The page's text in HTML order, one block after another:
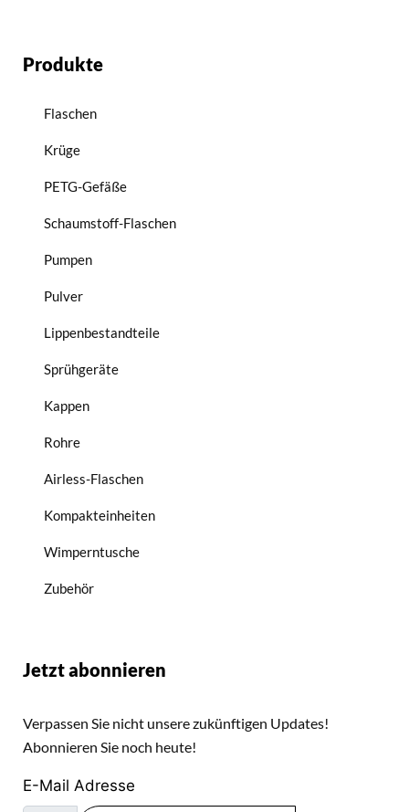
Produkte
Flaschen
Krüge
PETG-Gefäße
Schaumstoff-Flaschen
Pumpen
Pulver
Lippenbestandteile
Sprühgeräte
Kappen
Rohre
Airless-Flaschen
Kompakteinheiten
Wimperntusche
Zubehör
Jetzt abonnieren
Verpassen Sie nicht unsere zukünftigen Updates!
Abonnieren Sie noch heute!
E-Mail Adresse